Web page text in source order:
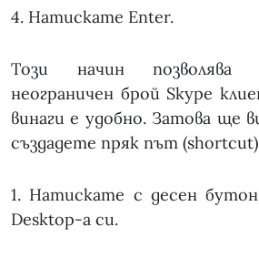
4. Натискате Enter.
Този начин позволява
неограничен брой Skype
винаги е удобно. Затова ще
създадете пряк път
1. Натискате с десен
Desktop-а си.